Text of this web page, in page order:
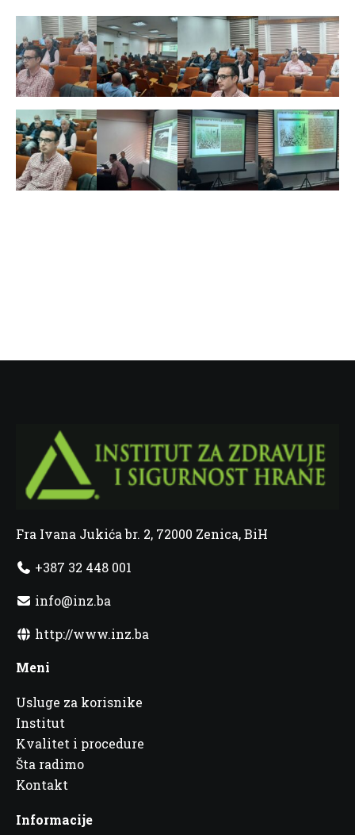
Fra Ivana Jukića br. 2, 72000 Zenica, BiH
+387 32 448 001
info@inz.ba
http://www.inz.ba
Meni
Usluge za korisnike
Institut
Kvalitet i procedure
Šta radimo
Kontakt
Informacije